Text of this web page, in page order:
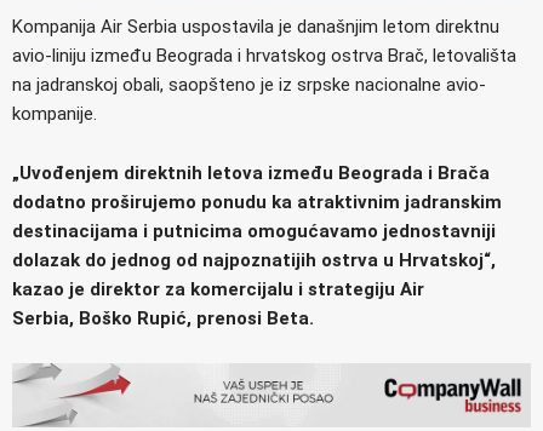
Kompanija Air Serbia uspostavila je današnjim letom direktnu
avio-liniju između Beograda i hrvatskog ostrva Brač, letovališta
na jadranskoj obali, saopšteno je iz srpske nacionalne avio-
kompanije.
„Uvođenjem direktnih letova između Beograda i Brača
dodatno proširujemo ponudu ka atraktivnim jadranskim
destinacijama i putnicima omogućavamo jednostavniji
dolazak do jednog od najpoznatijih ostrva u Hrvatskoj“,
kazao je direktor za komercijalu i strategiju Air
Serbia, Boško Rupić, prenosi Beta.